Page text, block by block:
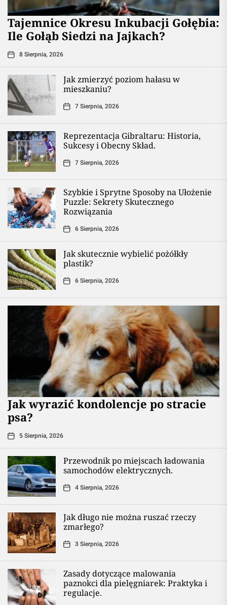
Tajemnice Okresu Inkubacji Gołębia:
Ile Gołąb Siedzi na Jajkach?
8 Sierpnia, 2026
Jak zmierzyć poziom hałasu w
mieszkaniu?
7 Sierpnia, 2026
Reprezentacja Gibraltaru: Historia,
Sukcesy i Obecny Skład.
7 Sierpnia, 2026
Szybkie i Sprytne Sposoby na Ułożenie
Puzzle: Sekrety Skutecznego
Rozwiązania
6 Sierpnia, 2026
Jak skutecznie wybielić pożółkły
plastik?
6 Sierpnia, 2026
Jak wyrazić kondolencje po stracie
psa?
5 Sierpnia, 2026
Przewodnik po miejscach ładowania
samochodów elektrycznych.
4 Sierpnia, 2026
Jak długo nie można ruszać rzeczy
zmarłego?
3 Sierpnia, 2026
Zasady dotyczące malowania
paznokci dla pielęgniarek: Praktyka i
regulacje.